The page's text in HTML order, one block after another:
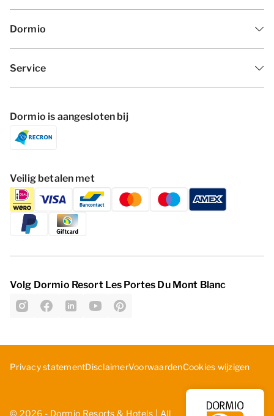
Dormio
Service
Dormio is aangesloten bij
Veilig betalen met
Volg Dormio Resort Les Portes Du Mont Blanc
© 2026 - Dormio Resorts & Hotels | All
Privacy statementDisclaimerVoorwaardenCookies wijzigen